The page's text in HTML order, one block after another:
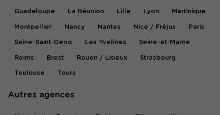
Guadeloupe La Réunion Lille Lyon Martinique
Montpellier Nancy Nantes Nice / Fréjus Paris
Seine-Saint-Denis Les Yvelines Seine-et-Marne
Reims Brest Rouen / Lisieux Strasbourg
Toulouse Tours
Autres agences